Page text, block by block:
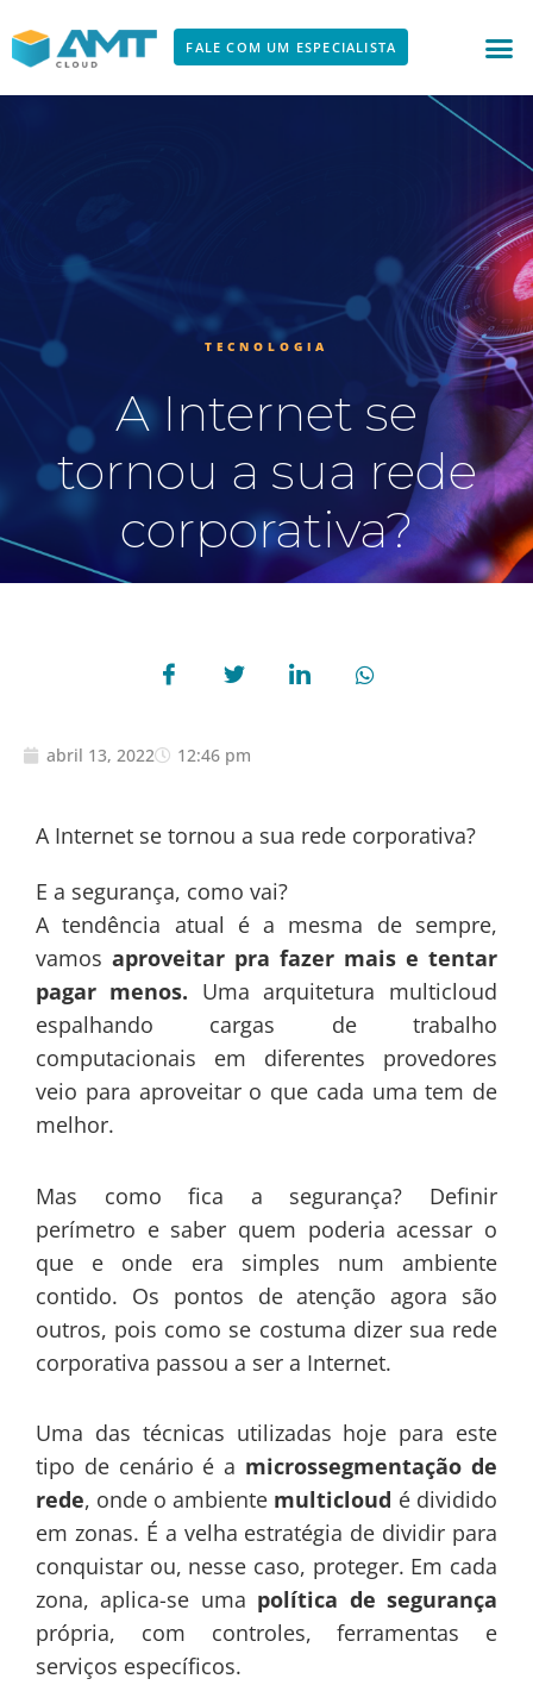
para
o
FALE COM UM ESPECIALISTA
TECNOLOGIA
A Internet se
tornou a sua rede
corporativa?
abril 13, 2022 12:46 pm
A Internet se tornou a sua rede corporativa?
E a segurança, como vai?
A tendência atual é a mesma de sempre,
vamos aproveitar pra fazer mais e tentar
pagar menos. Uma arquitetura multicloud
espalhando cargas de trabalho
computacionais em diferentes provedores
veio para aproveitar o que cada uma tem de
melhor.
Mas como fica a segurança? Definir
perímetro e saber quem poderia acessar o
que e onde era simples num ambiente
contido. Os pontos de atenção agora são
outros, pois como se costuma dizer sua rede
corporativa passou a ser a Internet.
Uma das técnicas utilizadas hoje para este
tipo de cenário é a microssegmentação de
rede, onde o ambiente multicloud é dividido
em zonas. É a velha estratégia de dividir para
conquistar ou, nesse caso, proteger. Em cada
zona, aplica-se uma política de segurança
própria, com controles, ferramentas e
serviços específicos.